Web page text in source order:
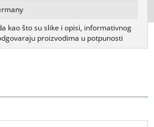
kao što su slike i opisi, informativnog
proizvodima u potpunosti